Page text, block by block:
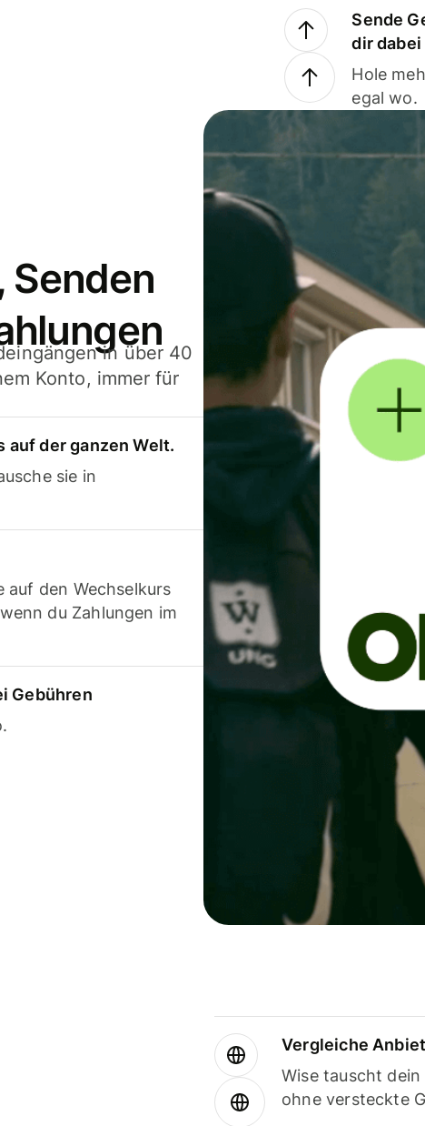
Sende
dir dabei
Hole
egal wo.
Senden
in über 40
Konto, immer für
auf der ganzen Welt.
sie in
auf den Wechselkurs
du Zahlungen im
Gebühren
Vergleiche
Wise tauscht
ohne versteckte